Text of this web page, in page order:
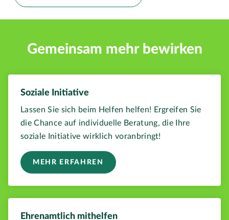
Gemeinsam mehr bewirken
Soziale Initiative
Lassen Sie sich beim Helfen helfen! Ergreifen Sie
die Chance auf individuelle Beratung, die Ihre
soziale Initiative wirklich voranbringt!
MEHR ERFAHREN
Ehrenamtlich mithelfen